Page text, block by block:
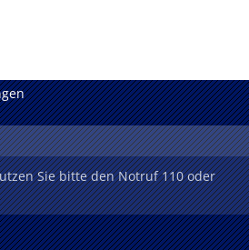
Sie bitte den Notruf 110 oder